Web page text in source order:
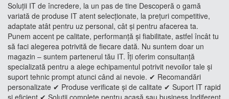
Soluții IT de încredere, la un pas de tine Descoperă o gamă
variată de produse IT atent selecționate, la prețuri competitive,
adaptate atât pentru uz personal, cât și pentru afacerea ta.
Punem accent pe calitate, performanță și fiabilitate, astfel încât tu
să faci alegerea potrivită de fiecare dată. Nu suntem doar un
magazin – suntem partenerul tău IT. Îți oferim consultanță
specializată pentru a alege echipamentul potrivit nevoilor tale și
suport tehnic prompt atunci când ai nevoie. ✔ Recomandări
personalizate ✔ Produse verificate și de calitate ✔ Suport IT rapid